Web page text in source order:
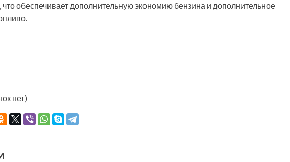
что обеспечивает дополнительную экономию бензина и дополнительное
нет)